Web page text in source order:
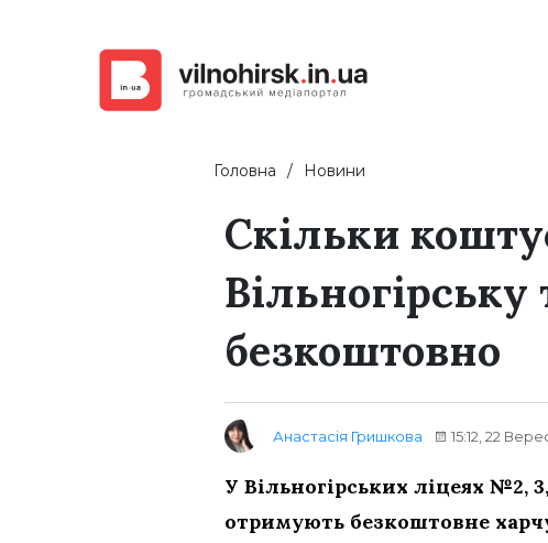
Головна Новини
Скільки
безкоштовно
Анастасія Гришкова 15:12, 22
У Вільногірських ліцеях №2,
отримують безкоштовне